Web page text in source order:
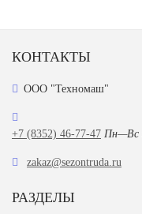
КОНТАКТЫ
ООО "Техномаш"
+7 (8352) 46-77-47 Пн—Вс
zakaz@sezontruda.ru
РАЗДЕЛЫ